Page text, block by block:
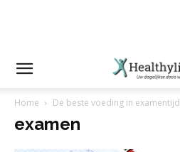
Home De beste voeding in examentijd
examen